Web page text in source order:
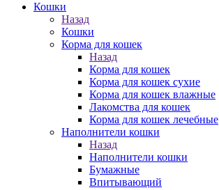
Кошки
Назад
Кошки
Корма для кошек
Назад
Корма для кошек
Корма для кошек сухие
Корма для кошек влажные
Лакомства для кошек
Корма для кошек лечебные
Наполнители кошки
Назад
Наполнители кошки
Бумажные
Впитывающий